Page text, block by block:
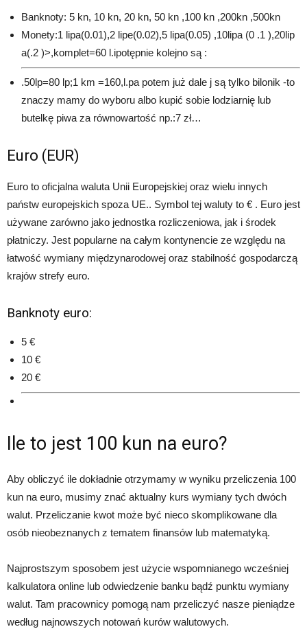
Banknoty: 5 kn, 10 kn, 20 kn, 50 kn ,100 kn ,200kn ,500kn
Monety:1 lipa(0.01),2 lipe(0.02),5 lipa(0.05) ,10lipa (0 .1 ),20lip
a(.2 )>,komplet=60 l.ipotępnie kolejno są :
.50lp=80 lp;1 km =160,l.pa potem już dale j są tylko bilonik -to
znaczy mamy do wyboru albo kupić sobie lodziarnię lub
butelkę piwa za równowartość np.:7 zł…
Euro (EUR)
Euro to oficjalna waluta Unii Europejskiej oraz wielu innych
państw europejskich spoza UE.. Symbol tej waluty to € . Euro jest
używane zarówno jako jednostka rozliczeniowa, jak i środek
płatniczy. Jest popularne na całym kontynencie ze względu na
łatwość wymiany międzynarodowej oraz stabilność gospodarczą
krajów strefy euro.
Banknoty euro:
5 €
10 €
20 €
Ile to jest 100 kun na euro?
Aby obliczyć ile dokładnie otrzymamy w wyniku przeliczenia 100
kun na euro, musimy znać aktualny kurs wymiany tych dwóch
walut. Przeliczanie kwot może być nieco skomplikowane dla
osób nieobeznanych z tematem finansów lub matematyką.
Najprostszym sposobem jest użycie wspomnianego wcześniej
kalkulatora online lub odwiedzenie banku bądź punktu wymiany
walut. Tam pracownicy pomogą nam przeliczyć nasze pieniądze
według najnowszych notowań kurów walutowych.